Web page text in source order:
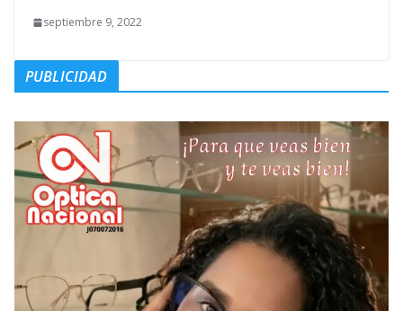
septiembre 9, 2022
PUBLICIDAD